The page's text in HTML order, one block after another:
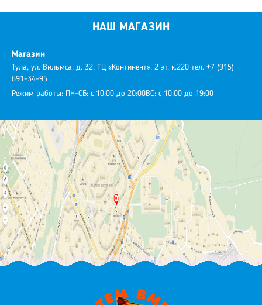
НАШ МАГАЗИН
Магазин
Тула, ул. Вильмса, д. 32, ТЦ «Континент», 2 эт. к.220 тел. +7 (915)
691-34-95
Режим работы: ПН-СБ: с 10:00 до 20:00ВС: с 10:00 до 19:00